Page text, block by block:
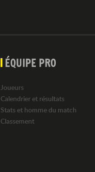
ÉQUIPE PRO
Joueurs
Calendrier et résultats
Stats et homme du match
Classement